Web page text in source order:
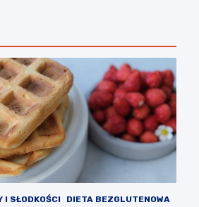
I SŁODKOŚCI
DIETA BEZGLUTENOWA